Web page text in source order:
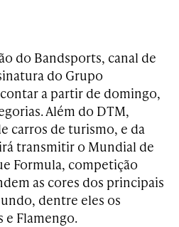
do Bandsports, canal de
do Grupo
a partir de domingo,
Além do DTM,
carros de turismo, e da
transmitir o Mundial de
Formula, competição
as cores dos principais
dentre eles os
Flamengo.